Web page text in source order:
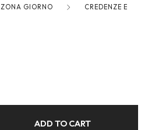
ZONA GIORNO
CREDENZE E
ADD TO CART